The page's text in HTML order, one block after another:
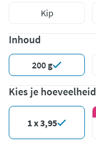
Kip
Inhoud
200 g
Kies je hoeveelheid
1 x 3,95